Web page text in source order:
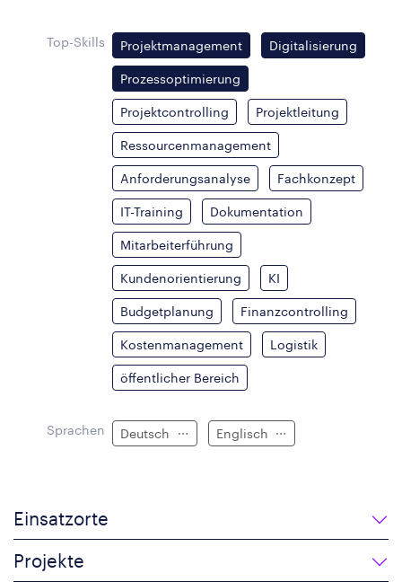
Top-Skills Projektmanagement Digitalisierung
Prozessoptimierung
Projektcontrolling Projektleitung
Ressourcenmanagement
Anforderungsanalyse Fachkonzept
IT-Training Dokumentation
Mitarbeiterführung
Kundenorientierung KI
Budgetplanung Finanzcontrolling
Kostenmanagement Logistik
öffentlicher Bereich
Sprachen Deutsch Englisch
Einsatzorte
Projekte